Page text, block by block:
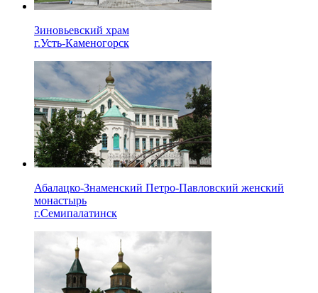
Зиновьевский храм
г.Усть-Каменогорск
Абалацко-Знаменский Петро-Павловский женский
монастырь
г.Семипалатинск